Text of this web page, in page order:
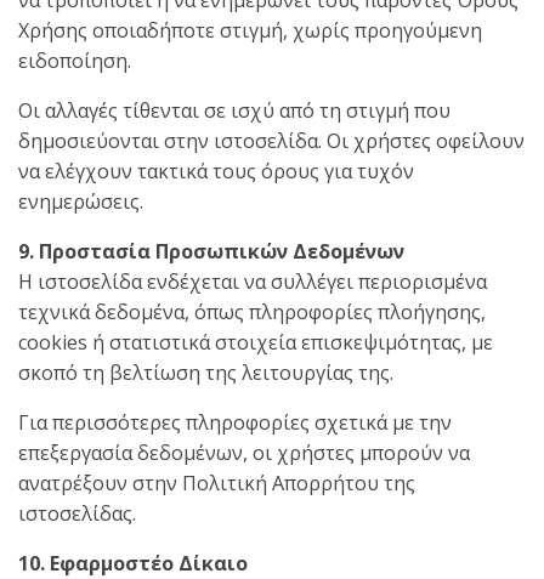
Χρήσης οποιαδήποτε στιγμή, χωρίς προηγούμενη
ειδοποίηση.
Οι αλλαγές τίθενται σε ισχύ από τη στιγμή που
δημοσιεύονται στην ιστοσελίδα. Οι χρήστες οφείλουν
να ελέγχουν τακτικά τους όρους για τυχόν
ενημερώσεις.
9. Προστασία Προσωπικών Δεδομένων
Η ιστοσελίδα ενδέχεται να συλλέγει περιορισμένα
τεχνικά δεδομένα, όπως πληροφορίες πλοήγησης,
cookies ή στατιστικά στοιχεία επισκεψιμότητας, με
σκοπό τη βελτίωση της λειτουργίας της.
Για περισσότερες πληροφορίες σχετικά με την
επεξεργασία δεδομένων, οι χρήστες μπορούν να
ανατρέξουν στην Πολιτική Απορρήτου της
ιστοσελίδας.
10. Εφαρμοστέο Δίκαιο